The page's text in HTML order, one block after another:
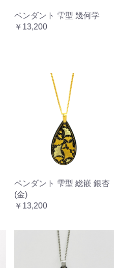
ペンダント 雫型 幾何学
￥13,200
ペンダント 雫型 総嵌 銀杏
(金)
￥13,200